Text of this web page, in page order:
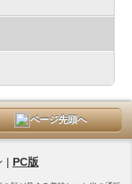
ページ先頭へ
| PC版